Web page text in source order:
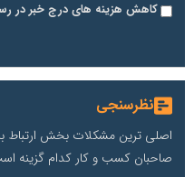
کاهش هزینه های درج خبر در
نظرسنجی
اصلی ترین مشکلات بخش ارتباط
صاحبان کسب و کار کدام گزینه